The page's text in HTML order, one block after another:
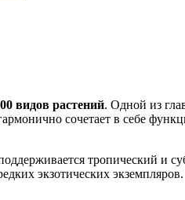
видов растений. Одной из
сочетает в себе
тропический и
экзотических экземпляров.